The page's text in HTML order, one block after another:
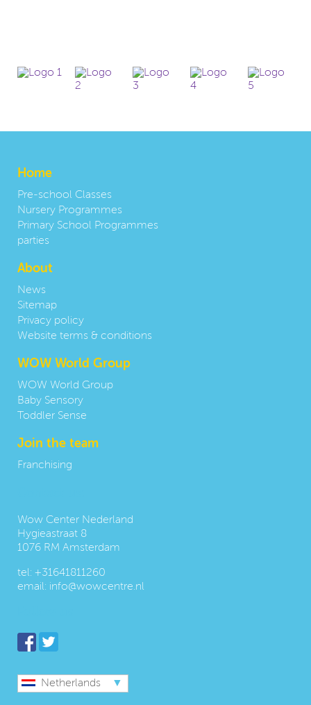
Home
Pre-school Classes
Nursery Programmes
Primary School Programmes
parties
About
News
Sitemap
Privacy policy
Website terms & conditions
WOW World Group
WOW World Group
Baby Sensory
Toddler Sense
Join the team
Franchising
Wow Center Nederland
Hygieastraat 8
1076 RM Amsterdam
tel: +31641811260
email: info@wowcentre.nl
Netherlands